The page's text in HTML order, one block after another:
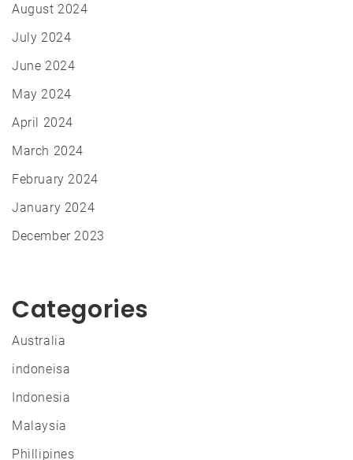
August 2024
July 2024
June 2024
May 2024
April 2024
March 2024
February 2024
January 2024
December 2023
Categories
Australia
indoneisa
Indonesia
Malaysia
Phillipines